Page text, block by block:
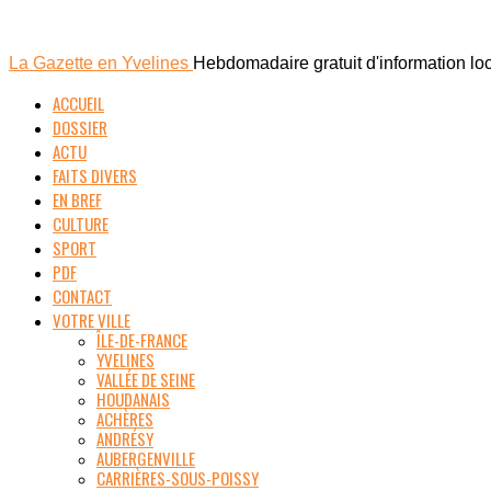
La Gazette en Yvelines Hebdomadaire gratuit d'information
ACCUEIL
DOSSIER
ACTU
FAITS DIVERS
EN BREF
CULTURE
SPORT
PDF
CONTACT
VOTRE VILLE
ÎLE-DE-FRANCE
YVELINES
VALLÉE DE SEINE
HOUDANAIS
ACHÈRES
ANDRÉSY
AUBERGENVILLE
CARRIÈRES-SOUS-POISSY